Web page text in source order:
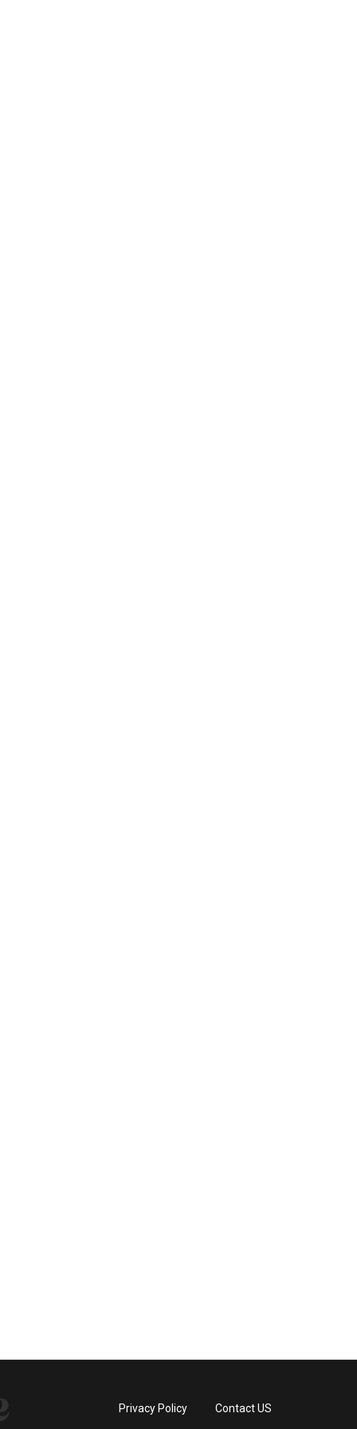
Privacy Policy Contact US